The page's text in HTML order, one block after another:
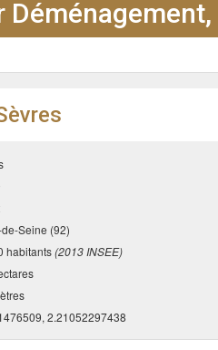
Seine (92)
habitants(2013 INSEE)
2.21052297438